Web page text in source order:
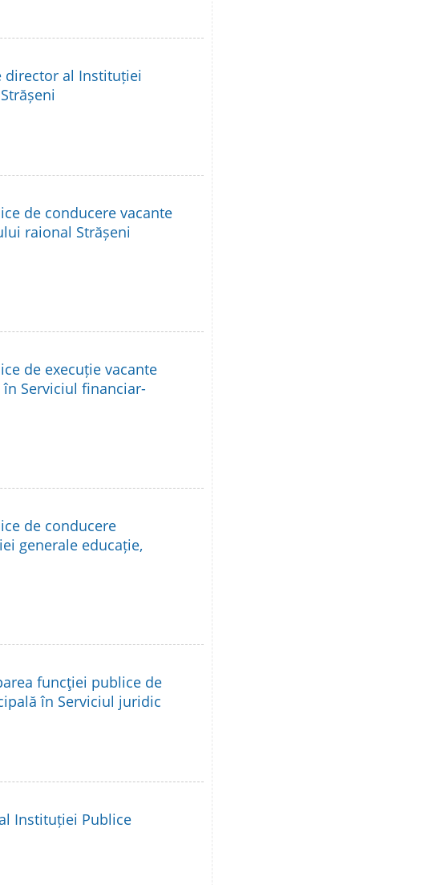
director al Instituției
de conducere vacante
raional Strășeni
de execuție vacante
Serviciul financiar-
de conducere
generale educație,
funcţiei publice de
în Serviciul juridic
Instituției Publice